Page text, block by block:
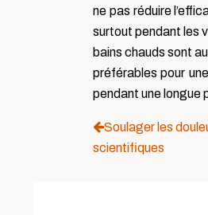
ne pas réduire
surtout pendant les
bains chauds sont
préférables pour
pendant une longue
Soulager les
scientifiques